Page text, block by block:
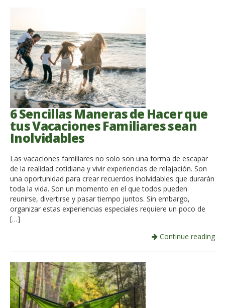
6 Sencillas Maneras de Hacer que
tus Vacaciones Familiares sean
Inolvidables
Las vacaciones familiares no solo son una forma de escapar
de la realidad cotidiana y vivir experiencias de relajación. Son
una oportunidad para crear recuerdos inolvidables que durarán
toda la vida. Son un momento en el que todos pueden
reunirse, divertirse y pasar tiempo juntos. Sin embargo,
organizar estas experiencias especiales requiere un poco de
[…]
Continue reading